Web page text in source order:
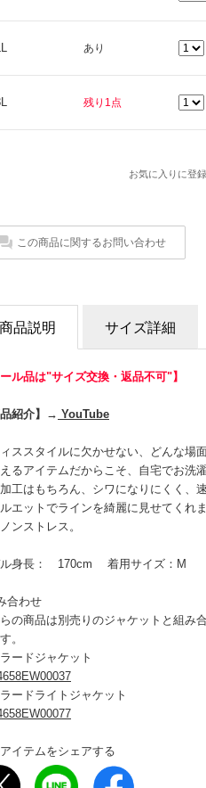
あり
残り1点
お気に入りに登
この商品に関するお問い合わせ
商品説明 サイズ詳細
ール品は"サイズ交換・返品不可"】
品紹介】→ YouTube
ススタイルに欠かせない、どんな場
るアイテムだからこそ、自宅でお洗
工はもちろん、シワになりにくく、
エットでラインを綺麗に見せてくれ
ンストレス。
ル身長： 170cm 着用サイズ：M
合わせ
らの商品は別売りのジャケットと組み
。
ードジャケット
ードライトジャケット
イテムをシェアする